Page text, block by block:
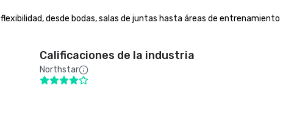
desde bodas, salas de juntas hasta áreas de entrenamiento
Calificaciones de la industria
Northstar